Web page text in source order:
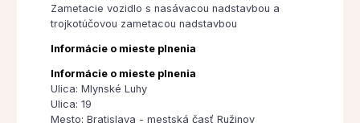
Zametacie vozidlo s nasávacou nadstavbou a
trojkotúčovou zametacou nadstavbou
Informácie o mieste plnenia
Informácie o mieste plnenia
Ulica: Mlynské Luhy
Ulica: 19
Mesto: Bratislava - mestská časť Ružinov